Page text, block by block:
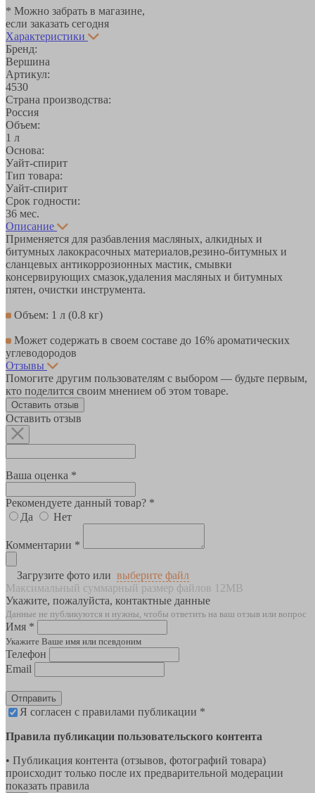
* Можно забрать в магазине,
если заказать сегодня
Характеристики
Бренд:
Вершина
Артикул:
4530
Страна производства:
Россия
Объем:
1 л
Основа:
Уайт-спирит
Тип товара:
Уайт-спирит
Срок годности:
36 мес.
Описание
Применяется для разбавления масляных, алкидных и
битумных лакокрасочных материалов,резино-битумных и
сланцевых антикоррозионных мастик, смывки
консервирующих смазок,удаления масляных и битумных
пятен, очистки инструмента.
Объем: 1 л (0.8 кг)
Может содержать в своем составе до 16% ароматических
углеводородов
Отзывы
Помогите другим пользователям с выбором — будьте первым,
кто поделится своим мнением об этом товаре.
Оставить отзыв
Оставить отзыв
Ваша оценка *
Рекомендуете данный товар? *
Да
Нет
Комментарии *
Загрузите фото или выберите файл
Максимальный суммарный размер файлов 12MB
Укажите, пожалуйста, контактные данные
Данные не публикуются и нужны, чтобы ответить на ваш отзыв или вопрос
Имя *
Укажите Ваше имя или псевдоним
Телефон
Email
Отправить
Я согласен с правилами публикации *
Правила публикации пользовательского контента
• Публикация контента (отзывов, фотографий товара)
происходит только после их предварительной модерации
показать правила